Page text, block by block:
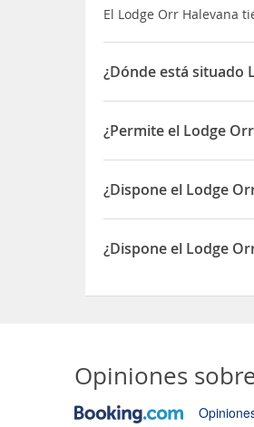
El Lodge Orr Halevana
¿Dónde está situado
El Lodge Orr Halevana
¿Permite el Lodge
Sí, el Lodge Orr
¿Dispone el Lodge
Sí, el Lodge Orr
¿Dispone el Lodge
Opiniones